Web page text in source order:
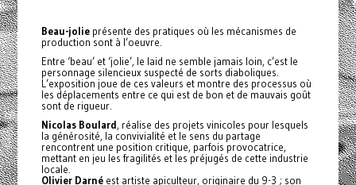
Beau-jolieprésente des pratiques où les mécanismes de
production sont à l’oeuvre.
Entre ‘beau’ et ‘jolie’, le laid ne semble jamais loin, c’est le
personnage silencieux suspecté de sorts diaboliques.
L’exposition joue de ces valeurs et montre des processus où
les déplacements entre ce qui est de bon et de mauvais goût
sont de rigueur.
Nicolas Boulard, réalise des projets vinicoles pour lesquels
la générosité, la convivialité et le sens du partage
rencontrent une position critique, parfois provocatrice,
mettant en jeu les fragilités et les préjugés de cette industrie
locale.
Olivier Darnéest artiste apiculteur, originaire du 9-3 ; son